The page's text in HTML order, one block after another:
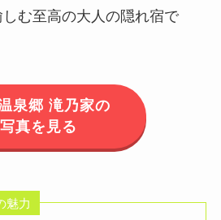
む至高の大人の隠れ宿で
泉郷 滝乃家の
写真を見る
魅力